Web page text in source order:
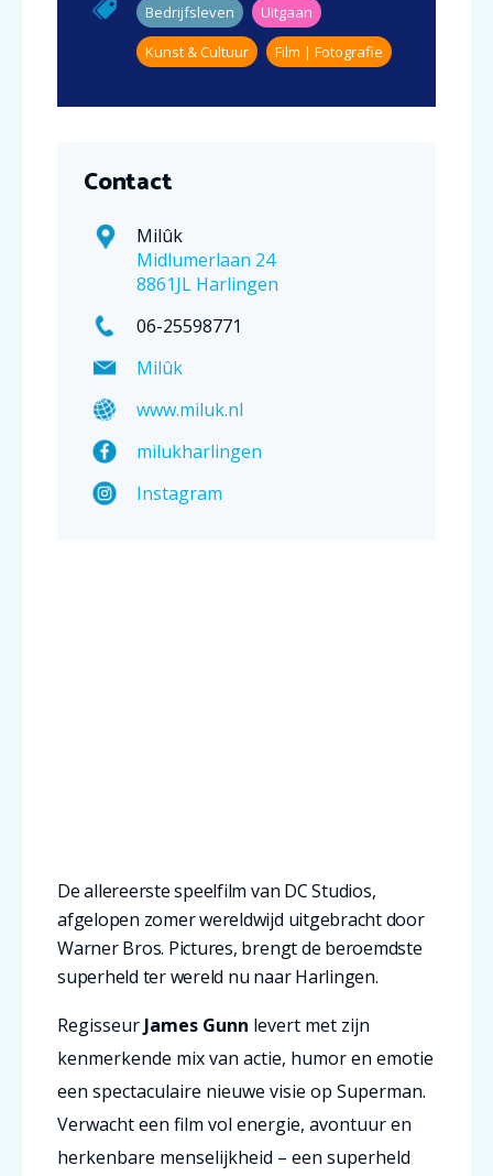
Bedrijfsleven
Uitgaan
Kunst & Cultuur
Film | Fotografie
Contact
Milûk
Midlumerlaan 24
8861JL Harlingen
06-25598771
Milûk
www.miluk.nl
milukharlingen
Instagram
De allereerste speelfilm van DC Studios,
afgelopen zomer wereldwijd uitgebracht door
Warner Bros. Pictures, brengt de beroemdste
superheld ter wereld nu naar Harlingen.
Regisseur James Gunn levert met zijn
kenmerkende mix van actie, humor en emotie
een spectaculaire nieuwe visie op Superman.
Verwacht een film vol energie, avontuur en
herkenbare menselijkheid – een superheld